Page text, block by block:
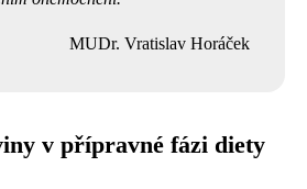
MUDr. Vratislav Horáček
v přípravné fázi diety